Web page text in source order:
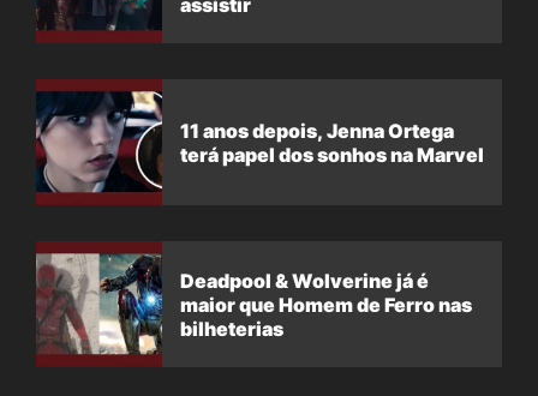
11 anos depois, Jenna Ortega
terá papel dos sonhos na Marvel
Deadpool & Wolverine já é
maior que Homem de Ferro nas
bilheterias